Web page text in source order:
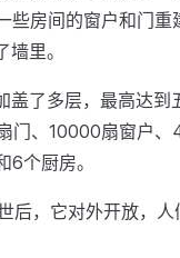
些房间的窗户和门重
里。
盖了多层，最高达到
门、10000扇窗户、
6个厨房。
后，它对外开放，人